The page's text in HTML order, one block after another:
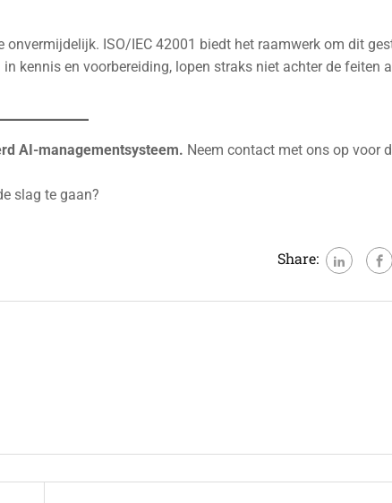
ISO/IEC 42001 biedt het raamwerk om dit
kennis en voorbereiding, lopen straks niet achter de feiten
AI-managementsysteem. Neem contact met ons op voor
slag te gaan?
Share: